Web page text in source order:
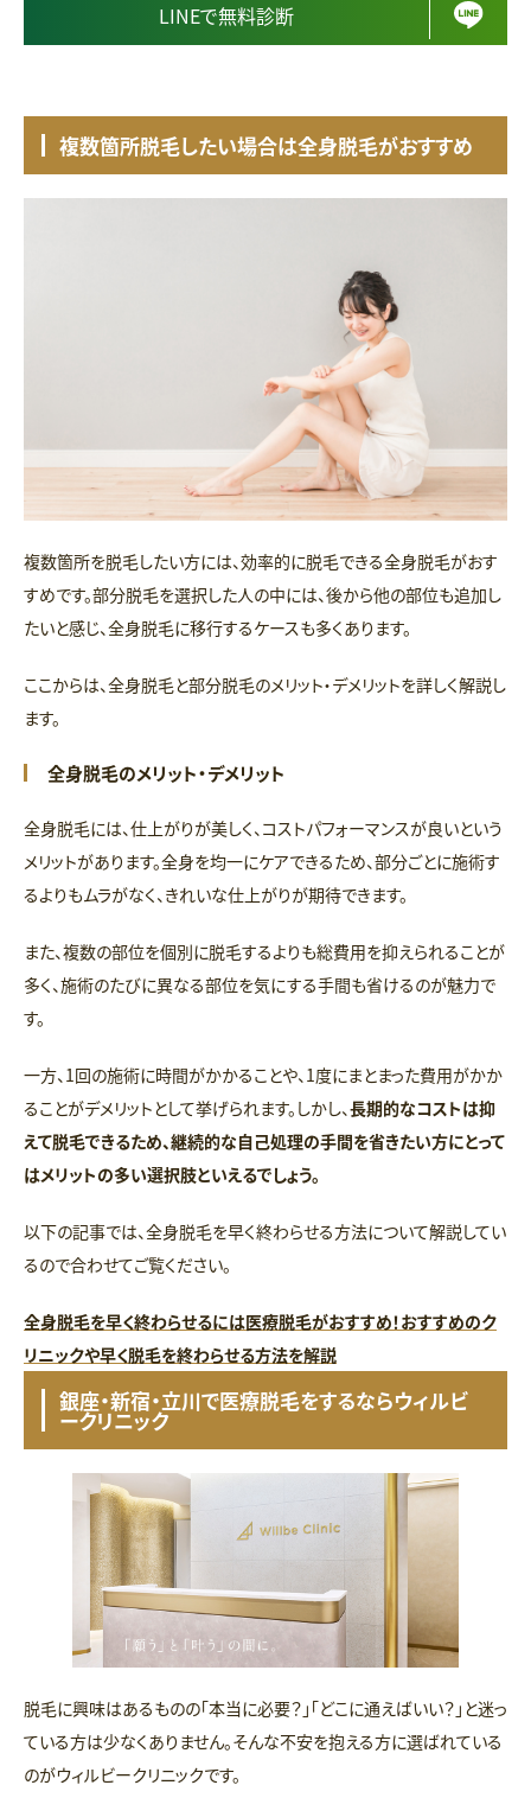
LINEで無料診断
複数箇所脱毛したい場合は全身脱毛がおすすめ
複数箇所を脱毛したい方には、効率的に脱毛できる全身脱毛がおす
すめです。部分脱毛を選択した人の中には、後から他の部位も追加し
たいと感じ、全身脱毛に移行するケースも多くあります。
ここからは、全身脱毛と部分脱毛のメリット・デメリットを詳しく解説し
ます。
全身脱毛のメリット・デメリット
全身脱毛には、仕上がりが美しく、コストパフォーマンスが良いという
メリットがあります。全身を均一にケアできるため、部分ごとに施術す
るよりもムラがなく、きれいな仕上がりが期待できます。
また、複数の部位を個別に脱毛するよりも総費用を抑えられることが
多く、施術のたびに異なる部位を気にする手間も省けるのが魅力で
す。
一方、1回の施術に時間がかかることや、1度にまとまった費用がかか
ることがデメリットとして挙げられます。しかし、長期的なコストは抑
えて脱毛できるため、継続的な自己処理の手間を省きたい方にとって
はメリットの多い選択肢といえるでしょう。
以下の記事では、全身脱毛を早く終わらせる方法について解説してい
るので合わせてご覧ください。
全身脱毛を早く終わらせるには医療脱毛がおすすめ！おすすめのク
リニックや早く脱毛を終わらせる方法を解説
銀座・新宿・立川で医療脱毛をするならウィルビ
ークリニック
脱毛に興味はあるものの「本当に必要？」「どこに通えばいい？」と迷っ
ている方は少なくありません。そんな不安を抱える方に選ばれている
のがウィルビークリニックです。